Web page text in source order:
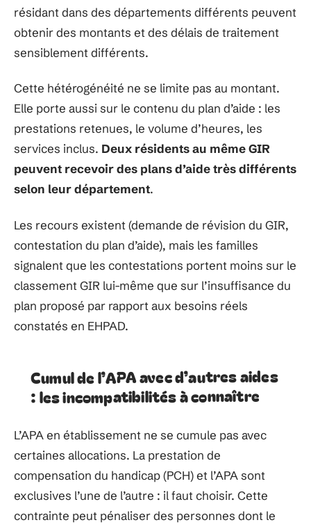
résidant dans des départements différents peuvent
obtenir des montants et des délais de traitement
sensiblement différents.
Cette hétérogénéité ne se limite pas au montant.
Elle porte aussi sur le contenu du plan d’aide : les
prestations retenues, le volume d’heures, les
services inclus. Deux résidents au même GIR
peuvent recevoir des plans d’aide très différents
selon leur département.
Les recours existent (demande de révision du GIR,
contestation du plan d’aide), mais les familles
signalent que les contestations portent moins sur le
classement GIR lui-même que sur l’insuffisance du
plan proposé par rapport aux besoins réels
constatés en EHPAD.
Cumul de l’APA avec d’autres aides
: les incompatibilités à connaître
L’APA en établissement ne se cumule pas avec
certaines allocations. La prestation de
compensation du handicap (PCH) et l’APA sont
exclusives l’une de l’autre : il faut choisir. Cette
contrainte peut pénaliser des personnes dont le